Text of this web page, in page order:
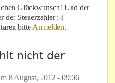
Glückwunsch! Und der
der Steuerzahler :-(
bitte Anmelden.
nicht der
8 August, 2012 - 09:06